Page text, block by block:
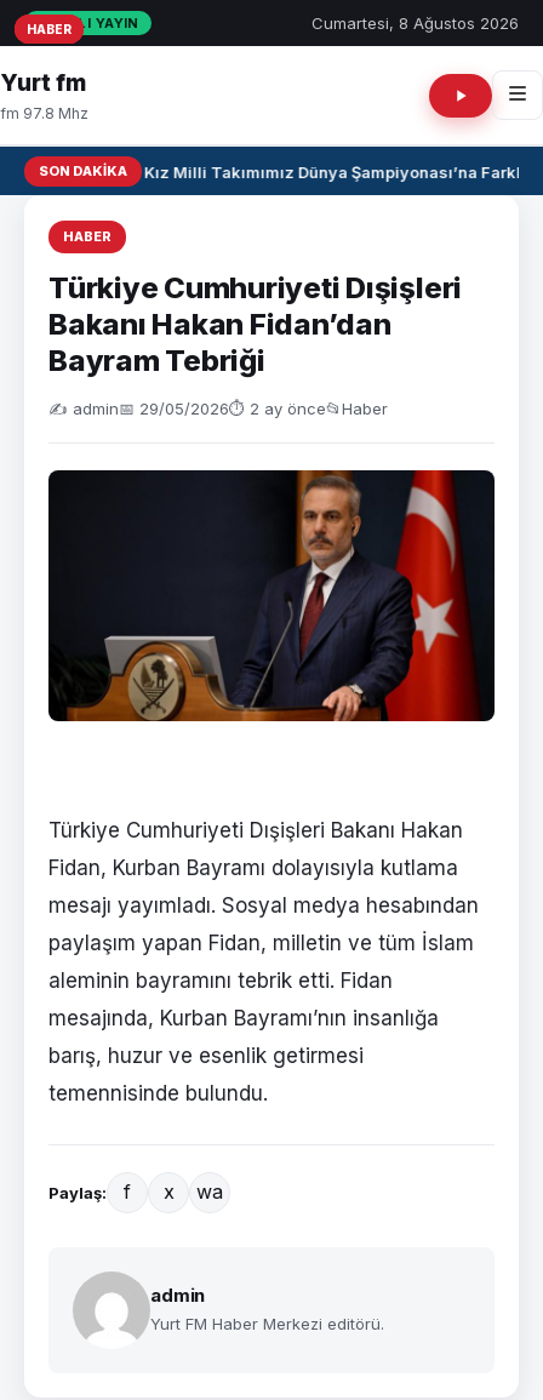
CANLI YAYIN Cumartesi, 8 Ağustos 2026
Yurt fm
fm 97.8 Mhz
SON DAKIKAU17 Kız Milli Takımımız Dünya Şampiyonası’na Farklı
HABER
Türkiye Cumhuriyeti Dışişleri
Bakanı Hakan Fidan’dan
Bayram Tebriği
✍️ admin📅 29/05/2026⏱ 2 ay önce📂Haber
Türkiye Cumhuriyeti Dışişleri Bakanı Hakan
Fidan, Kurban Bayramı dolayısıyla kutlama
mesajı yayımladı. Sosyal medya hesabından
paylaşım yapan Fidan, milletin ve tüm İslam
aleminin bayramını tebrik etti. Fidan
mesajında, Kurban Bayramı’nın insanlığa
barış, huzur ve esenlik getirmesi
temennisinde bulundu.
Paylaş: f x wa
admin
Yurt FM Haber Merkezi editörü.
HABER
HABER
HABER